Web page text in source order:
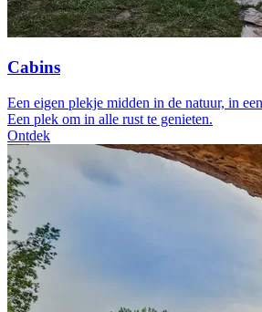
Cabins
Een eigen plekje midden in de natuur, in
Een plek om in alle rust te genieten.
Ontdek